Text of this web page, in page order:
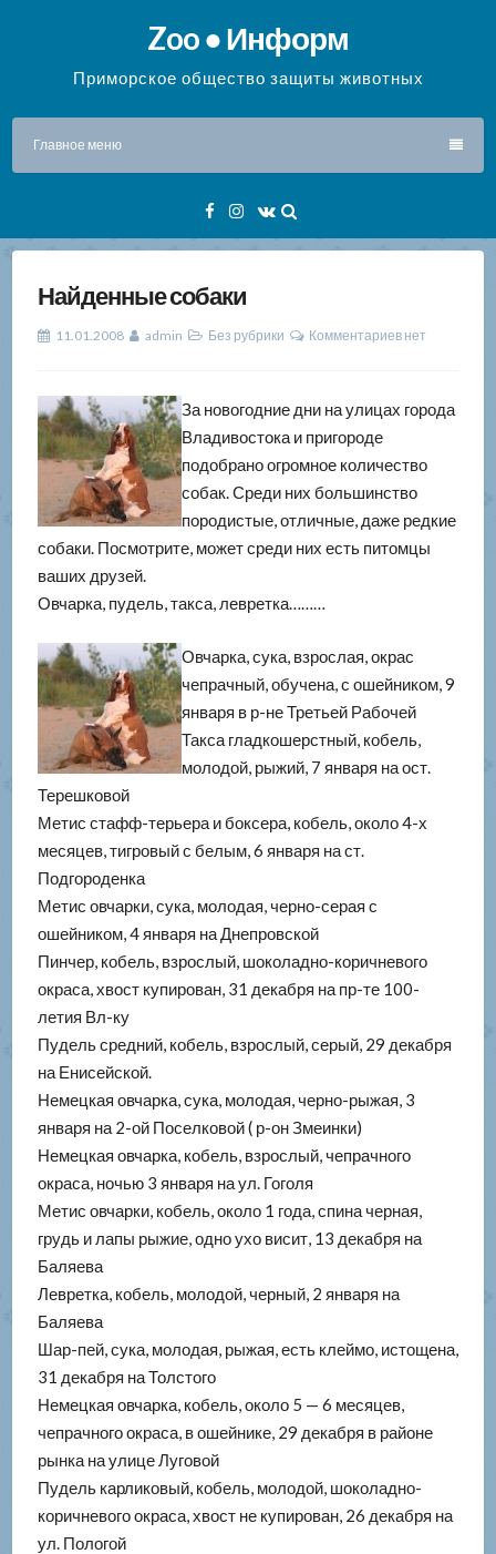
содержимому
Zoo ● Информ
Приморское общество защиты животных
Главное меню
Facebook
Instagram
VK
Найденные собаки
11.01.2008 admin Без рубрики Комментариев нет
За новогодние дни на улицах города
Владивостока и пригороде
подобрано огромное количество
собак. Среди них большинство
породистые, отличные, даже редкие
собаки. Посмотрите, может среди них есть питомцы
ваших друзей.
Овчарка, пудель, такса, левретка………
Овчарка, сука, взрослая, окрас
чепрачный, обучена, с ошейником, 9
января в р-не Третьей Рабочей
Такса гладкошерстный, кобель,
молодой, рыжий, 7 января на ост.
Терешковой
Метис стафф-терьера и боксера, кобель, около 4-х
месяцев, тигровый с белым, 6 января на ст.
Подгороденка
Метис овчарки, сука, молодая, черно-серая с
ошейником, 4 января на Днепровской
Пинчер, кобель, взрослый, шоколадно-коричневого
окраса, хвост купирован, 31 декабря на пр-те 100-
летия Вл-ку
Пудель средний, кобель, взрослый, серый, 29 декабря
на Енисейской.
Немецкая овчарка, сука, молодая, черно-рыжая, 3
января на 2-ой Поселковой ( р-он Змеинки)
Немецкая овчарка, кобель, взрослый, чепрачного
окраса, ночью 3 января на ул. Гоголя
Метис овчарки, кобель, около 1 года, спина черная,
грудь и лапы рыжие, одно ухо висит, 13 декабря на
Баляева
Левретка, кобель, молодой, черный, 2 января на
Баляева
Шар-пей, сука, молодая, рыжая, есть клеймо, истощена,
31 декабря на Толстого
Немецкая овчарка, кобель, около 5 — 6 месяцев,
чепрачного окраса, в ошейнике, 29 декабря в районе
рынка на улице Луговой
Пудель карликовый, кобель, молодой, шоколадно-
коричневого окраса, хвост не купирован, 26 декабря на
ул. Пологой